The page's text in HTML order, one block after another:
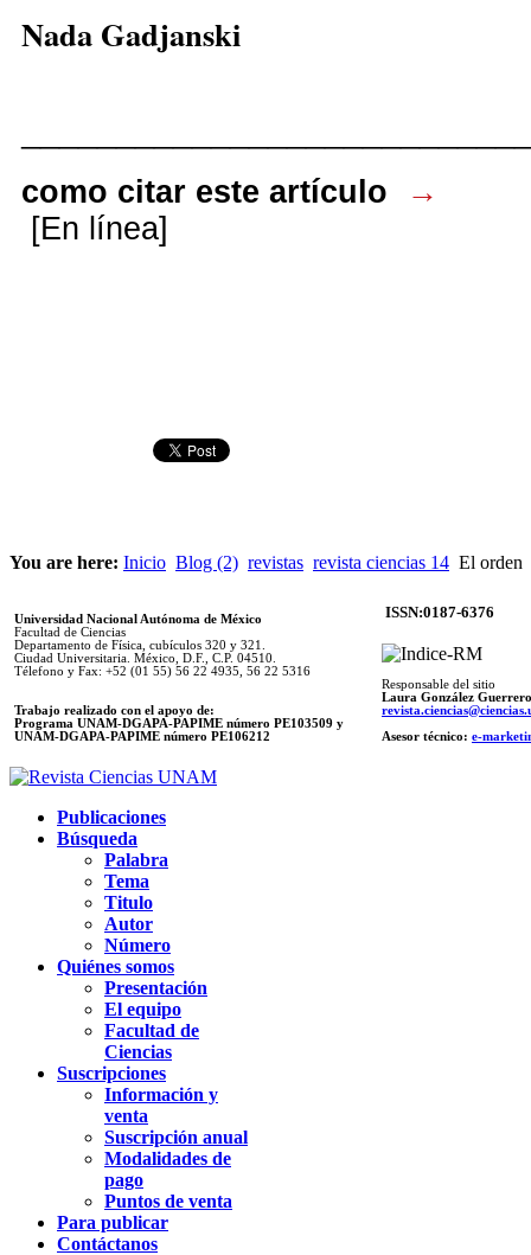
Nada Gadjanski
como citar este artículo
→
[En línea]
You are here: Inicio Blog (2) revistas revista ciencias 14 El orden
Universidad Nacional Autónoma de México
Facultad de Ciencias
Departamento de Física, cubículos 320 y 321.
Ciudad Universitaria. México, D.F., C.P. 04510.
Télefono y Fax: +52 (01 55) 56 22 4935, 56 22 5316
Trabajo realizado con el apoyo de:
Programa UNAM-DGAPA-PAPIME número PE103509 y
UNAM-DGAPA-PAPIME número PE106212
ISSN:0187-6376
Responsable del sitio
Laura González Guerrero
Asesor técnico: e-
Publicaciones
Búsqueda
Palabra
Tema
Titulo
Autor
Número
Quiénes somos
Presentación
El equipo
Facultad de
Ciencias
Suscripciones
Información y
venta
Suscripción anual
Modalidades de
pago
Puntos de venta
Para publicar
Contáctanos